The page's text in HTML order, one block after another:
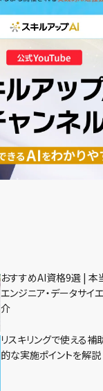
おすすめAI資格9選 | 本
エンジニア・データサイ
介
リスキリングで使える補
的な実施ポイントを解説